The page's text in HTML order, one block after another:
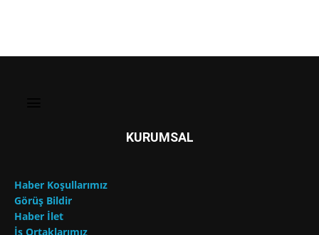
KURUMSAL
Haber Koşullarımız
Görüş Bildir
Haber İlet
İş Ortaklarımız